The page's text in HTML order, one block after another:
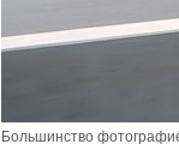
Большинство